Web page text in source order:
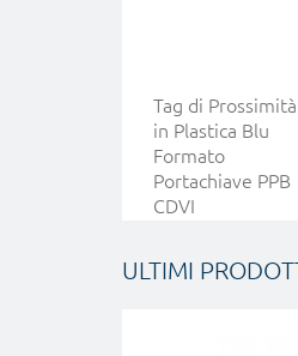
Tag di Prossimità
in Plastica Blu
Formato
Portachiave PPB
CDVI
ULTIMI